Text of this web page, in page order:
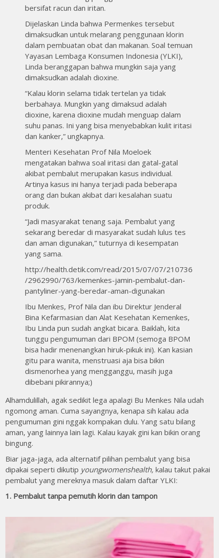
bersifat racun dan iritan.
Dijelaskan Linda bahwa Permenkes tersebut
dimaksudkan untuk melarang penggunaan klorin
dalam pembuatan obat dan makanan. Soal temuan
Yayasan Lembaga Konsumen Indonesia (YLKI),
Linda beranggapan bahwa mungkin saja yang
dimaksudkan adalah dioxine.
“Kalau klorin selama tidak tertelan ya tidak
berbahaya. Mungkin yang dimaksud adalah
dioxine, karena dioxine mudah menguap dalam
suhu panas. Ini yang bisa menyebabkan kulit iritasi
dan kanker,” ungkapnya.
Menteri Kesehatan Prof Nila Moeloek
mengatakan bahwa soal iritasi dan gatal-gatal
akibat pembalut merupakan kasus individual.
Artinya kasus ini hanya terjadi pada beberapa
orang dan bukan akibat dari kesalahan suatu
produk.
“Jadi masyarakat tenang saja. Pembalut yang
sekarang beredar di masyarakat sudah lulus tes
dan aman digunakan,” tuturnya di kesempatan
yang sama.
http://health.detik.com/read/2015/07/07/210736
/2962990/763/kemenkes-jamin-pembalut-dan-
pantyliner-yang-beredar-aman-digunakan
Ibu Menkes, Prof Nila dan ibu Direktur Jenderal
Bina Kefarmasian dan Alat Kesehatan Kemenkes,
Ibu Linda pun sudah angkat bicara. Baiklah, kita
tunggu pengumuman dari BPOM (semoga BPOM
bisa hadir menenangkan hiruk-pikuk ini). Kan kasian
gitu para wanita, menstruasi aja bisa bikin
dismenorhea yang mengganggu, masih juga
dibebani pikirannya;)
Alhamdulillah, agak sedikit lega apalagi Bu Menkes Nila udah
ngomong aman. Cuma sayangnya, kenapa sih kalau ada
pengumuman gini nggak kompakan dulu. Yang satu bilang
aman, yang lainnya lain lagi. Kalau kayak gini kan bikin orang
bingung.
Biar jaga-jaga, ada alternatif pilihan pembalut yang bisa
dipakai seperti dikutip youngwomenshealth, kalau takut pakai
pembalut yang mereknya masuk dalam daftar YLKI:
1. Pembalut tanpa pemutih klorin dan tampon